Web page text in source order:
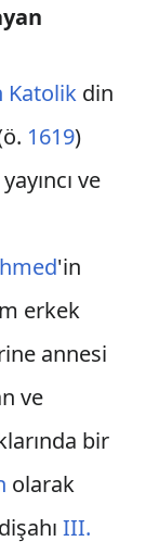
Katolikdin
1619)
ve
'in
erkek
annesi
ve
bir
olarak
III.